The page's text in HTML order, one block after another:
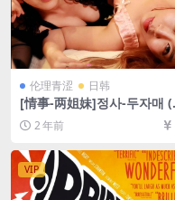
伦理青涩 日韩
[情事-两姐妹]정사-두자매
17)[百度网盘+迅雷云盘
超清未删减资源][网盘下载
P4/4.2GB][韩语中字]【手
平板无法在线播放，请使用
脑下载防和谐压缩包（含解
密码）】
2 年前
VIP